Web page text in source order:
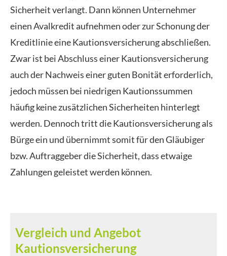
Sicherheit verlangt. Dann können Unternehmer
einen Avalkredit aufnehmen oder zur Schonung der
Kreditlinie eine Kautionsversicherung abschließen.
Zwar ist bei Abschluss einer Kautionsversicherung
auch der Nachweis einer guten Bonität erforderlich,
jedoch müssen bei niedrigen Kautionssummen
häufig keine zusätzlichen Sicherheiten hinterlegt
werden. Dennoch tritt die Kautionsversicherung als
Bürge ein und übernimmt somit für den Gläubiger
bzw. Auftraggeber die Sicherheit, dass etwaige
Zahlungen geleistet werden können.
Vergleich und Angebot
Kautionsversicherung